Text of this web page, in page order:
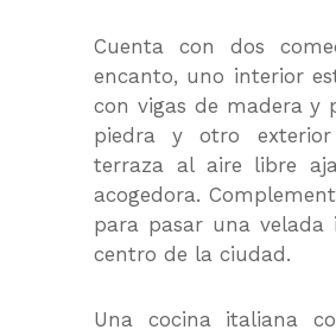
Cuenta con dos
encanto, uno interior
con vigas de madera y
piedra y otro
terraza al aire libre
acogedora.
para pasar una velada
centro de la ciudad.
Una cocina italiana